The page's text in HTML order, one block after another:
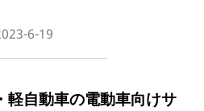
6-19
軽自動車の電動車向けサ